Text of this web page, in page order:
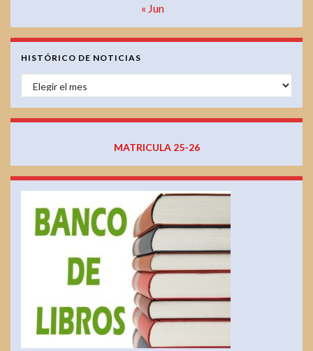
« Jun
HISTÓRICO DE NOTICIAS
HISTÓRICO DE NOTICIAS
MATRICULA 25-26